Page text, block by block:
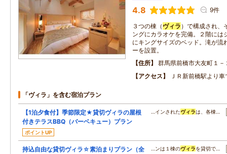
4.8 9件
３つの棟（ ヴィラ ）で構成され、
ングにカラオケを完備。２階には
にキングサイズのベッド。滝が流
ーを設置。
住所
群馬県前橋市大友町１－
アクセス
ＪＲ新前橋駅より
「ヴィラ」を含む宿泊プラン
【1泊夕食付】季節限定★貸切ヴィラの屋根
付きテラスBBQ（バーベキュー）プラン
ポイントUP
…インされたヴィラは、各棟…
持込自由な貸切ヴィラ☆素泊まりプラン（全
…ンは１棟のヴィラを貸切で…